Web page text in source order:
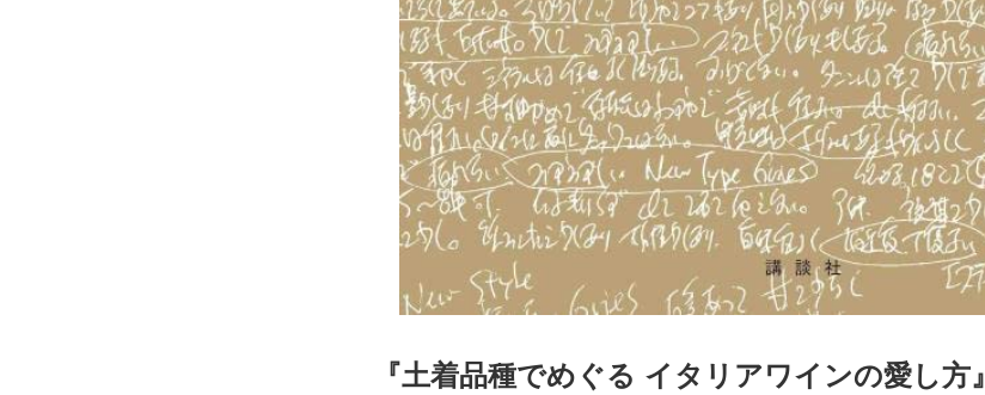
『土着品種でめぐる イタリアワインの愛し方』